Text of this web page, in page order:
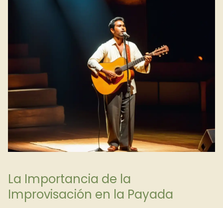
La Importancia de la
Improvisación en la Payada